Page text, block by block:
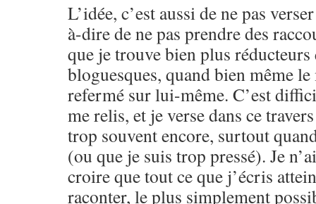
L’idée, c’est aussi de ne pas
à-dire de ne pas prendre des
que je trouve bien plus réducteurs
bloguesques, quand bien même
refermé sur lui-même. C’est
me relis, et je verse dans ce
trop souvent encore, surtout
(ou que je suis trop pressé). Je
croire que tout ce que j’écris
raconter, le plus simplement